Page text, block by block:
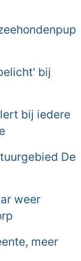
bij
bij iedere
De
weer
meer